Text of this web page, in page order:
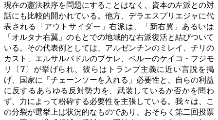
現在の憲法秩序を問題にすることはなく、資本の左派との対
話にも比較的開かれている。他方、デラエスプリエジャに代
表される「アウトサイダー」右派は、「新右翼」あるいは
「オルタナ右翼」のもとでの地域的な右派復活と結びついて
いる。その代表例としては、アルゼンチンのミレイ、チリの
カスト、エルサルバドルのブケレ、ペルーのケイコ・フジモ
リ〔7〕が挙げられ、彼らはトランプ主義に近い言説を掲
げ、国家に「チェーンソーを入れる」必要性と、自らの利益
に反するあらゆる反対勢力を、武装しているか否かを問わ
ず、力によって粉砕する必要性を主張している。我々は、こ
の分裂が選挙上は状況的なものであり、おそらく第二回投票